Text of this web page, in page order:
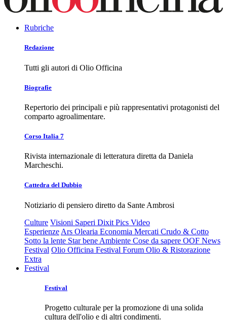
Rubriche
Redazione
Tutti gli autori di Olio Officina
Biografie
Repertorio dei principali e più rappresentativi protagonisti del
comparto agroalimentare.
Corso Italia 7
Rivista internazionale di letteratura diretta da Daniela
Marcheschi.
Cattedra del Dubbio
Notiziario di pensiero diretto da Sante Ambrosi
Culture Visioni Saperi Dixit Pics Video
Esperienze Ars Olearia Economia Mercati Crudo & Cotto
Sotto la lente Star bene Ambiente Cose da sapere OOF News
Festival Olio Officina Festival Forum Olio & Ristorazione
Extra
Festival
Festival
Progetto culturale per la promozione di una solida
cultura dell'olio e di altri condimenti.